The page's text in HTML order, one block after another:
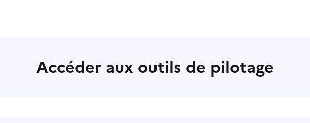
Accéder aux outils de pilotage